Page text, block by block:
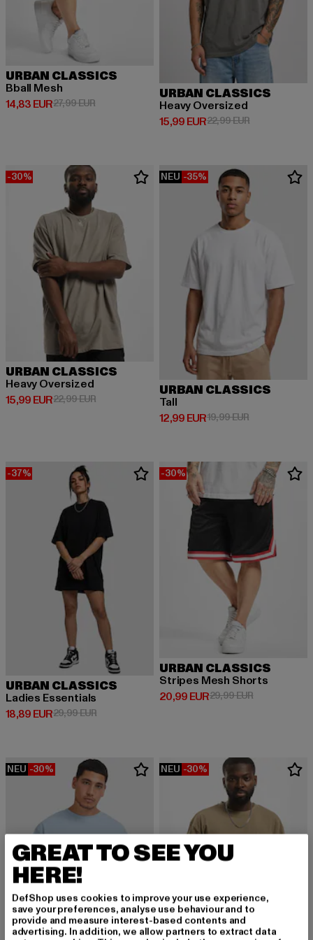
URBAN CLASSICS
Bball Mesh
14,83 EUR
Derzeitiger Preis: 14,83 EUR
27,99 EURAktionspreis: 27,99 EUR
URBAN CLASSICS
Heavy Oversized
15,99 EUR
Derzeitiger Preis: 15,99 EUR
22,99 EURAktionspreis:
-30%
URBAN CLASSICS
Heavy Oversized
15,99 EUR
Derzeitiger Preis: 15,99 EUR
22,99 EURAktionspreis: 22,99 EUR
NEU -35%
URBAN CLASSICS
Tall
12,99 EUR
Derzeitiger Preis: 12,99 EUR
19,99 EURAktionspreis:
-37%
URBAN CLASSICS
Ladies Essentials
18,89 EUR
Derzeitiger Preis: 18,89 EUR
29,99 EURAktionspreis: 29,99 EUR
-30%
URBAN CLASSICS
Stripes Mesh Shorts
20,99 EUR
Derzeitiger Preis: 20,99 EUR
29,99 EURAktionspreis:
NEU -30% NEU -30%
GREAT TO SEE YOU
HERE!
DefShop uses cookies to improve your use experience,
save your preferences, analyse use behaviour and to
provide and measure interest-based contents and
advertising. In addition, we allow partners to extract data